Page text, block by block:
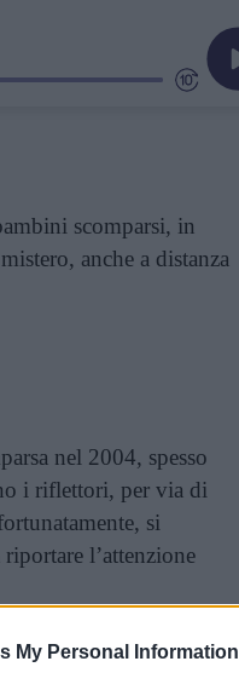
My Personal Information
scomparsi, in
anche a distanza
nel 2004, spesso
i riflettori, per via di
si
l’attenzione
si è rivelata
di cui abbiamo dato